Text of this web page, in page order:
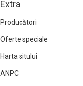
Extra
Producători
Oferte speciale
Harta sitului
ANPC